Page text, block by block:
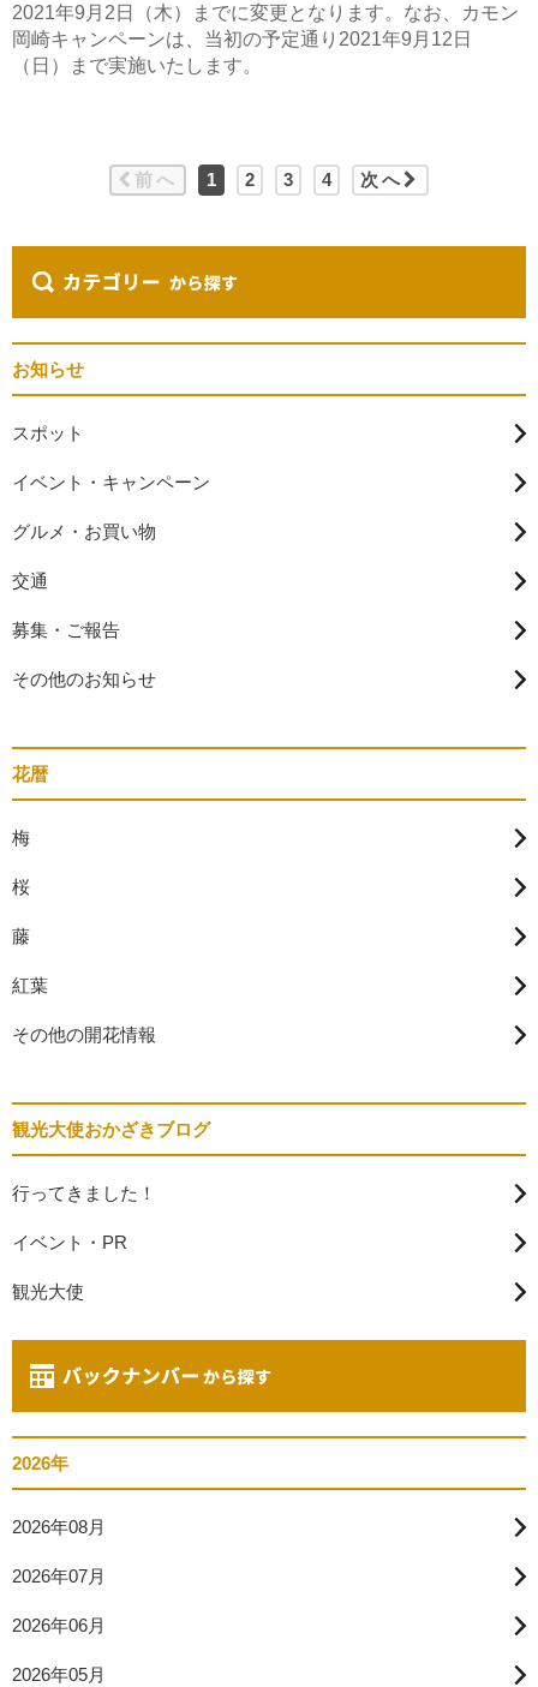
2021年9月2日（木）までに変更となります。なお、カモン
岡崎キャンペーンは、当初の予定通り2021年9月12日
（日）まで実施いたします。
前へ 1 2 3 4 次へ
お知らせ
スポット
イベント・キャンペーン
グルメ・お買い物
交通
募集・ご報告
その他のお知らせ
花暦
梅
桜
藤
紅葉
その他の開花情報
観光大使おかざきブログ
行ってきました！
イベント・PR
観光大使
2026年
2026年08月
2026年07月
2026年06月
2026年05月